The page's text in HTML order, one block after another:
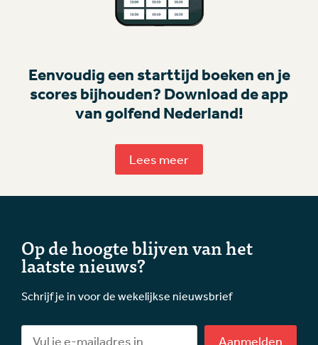
Eenvoudig een starttijd boeken en je
scores bijhouden? Download de app
van golfend Nederland!
Lees meer
Op de hoogte blijven van het
laatste nieuws?
Schrijf je in voor de wekelijkse nieuwsbrief
Aanmelden